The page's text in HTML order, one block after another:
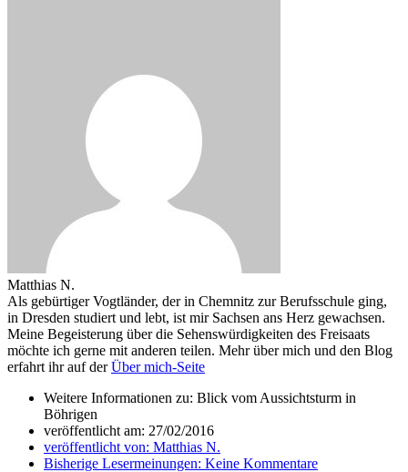
Matthias N.
Als gebürtiger Vogtländer, der in Chemnitz zur Berufsschule ging,
in Dresden studiert und lebt, ist mir Sachsen ans Herz gewachsen.
Meine Begeisterung über die Sehenswürdigkeiten des Freisaats
möchte ich gerne mit anderen teilen. Mehr über mich und den Blog
erfahrt ihr auf derÜber mich-Seite
Weitere Informationen zu: Blick vom Aussichtsturm in
Böhrigen
veröffentlicht am: 27/02/2016
veröffentlicht von: Matthias N.
Bisherige Lesermeinungen: Keine Kommentare